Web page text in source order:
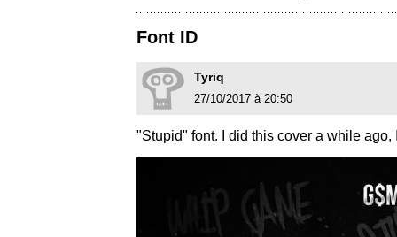
Font ID
Tyriq
27/10/2017 à 20:50
"Stupid" font. I did this cover a while